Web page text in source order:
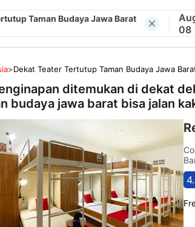
Taman Budaya Jawa Barat
08
>Dekat Teater Tertutup Taman Budaya Jawa
ditemukan di dekat
budaya jawa barat bisa jalan